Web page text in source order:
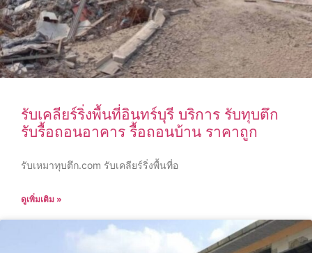
รับเคลียร์ริ่งพื้นที่อินทร์บุรี บริการ รับทุบตึก
รับรื้อถอนอาคาร รื้อถอนบ้าน ราคาถูก
รับเหมาทุบตึก.com รับเคลียร์ริ่งพื้นที่อ
ดูเพิ่มเติม »